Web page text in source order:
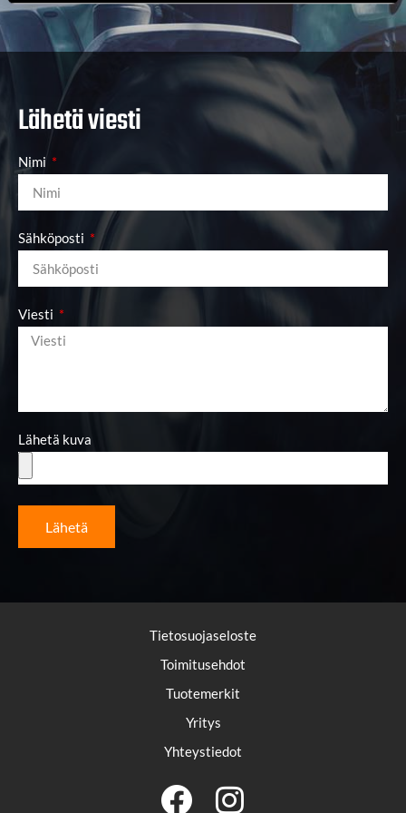
Lähetä viesti
Nimi
Sähköposti
Viesti
Lähetä kuva
Lähetä
Tietosuojaseloste
Toimitusehdot
Tuotemerkit
Yritys
Yhteystiedot